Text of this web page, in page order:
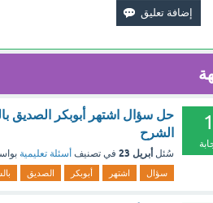
1
حل سؤال اشتهر أبوبكر الصديق
الشرح
سُئل أبريل 23 في تصنيف أسئلة تعليمية
سؤال اشتهر أبوبكر الصديق